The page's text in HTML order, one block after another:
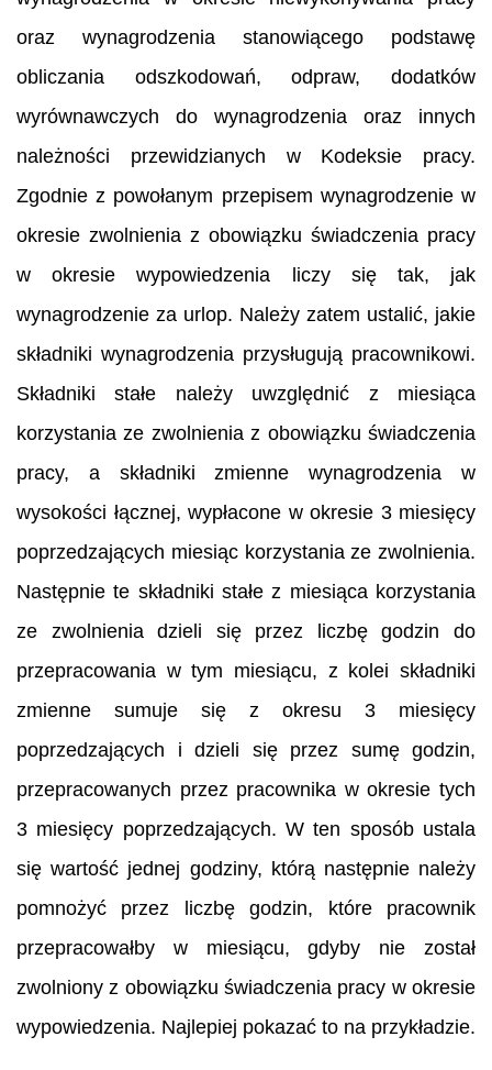
oraz wynagrodzenia stanowiącego podstawę
obliczania odszkodowań, odpraw, dodatków
wyrównawczych do wynagrodzenia oraz innych
należności przewidzianych w Kodeksie pracy.
Zgodnie z powołanym przepisem wynagrodzenie w
okresie zwolnienia z obowiązku świadczenia pracy
w okresie wypowiedzenia liczy się tak, jak
wynagrodzenie za urlop. Należy zatem ustalić, jakie
składniki wynagrodzenia przysługują pracownikowi.
Składniki stałe należy uwzględnić z miesiąca
korzystania ze zwolnienia z obowiązku świadczenia
pracy, a składniki zmienne wynagrodzenia w
wysokości łącznej, wypłacone w okresie 3 miesięcy
poprzedzających miesiąc korzystania ze zwolnienia.
Następnie te składniki stałe z miesiąca korzystania
ze zwolnienia dzieli się przez liczbę godzin do
przepracowania w tym miesiącu, z kolei składniki
zmienne sumuje się z okresu 3 miesięcy
poprzedzających i dzieli się przez sumę godzin,
przepracowanych przez pracownika w okresie tych
3 miesięcy poprzedzających. W ten sposób ustala
się wartość jednej godziny, którą następnie należy
pomnożyć przez liczbę godzin, które pracownik
przepracowałby w miesiącu, gdyby nie został
zwolniony z obowiązku świadczenia pracy w okresie
wypowiedzenia. Najlepiej pokazać to na przykładzie.